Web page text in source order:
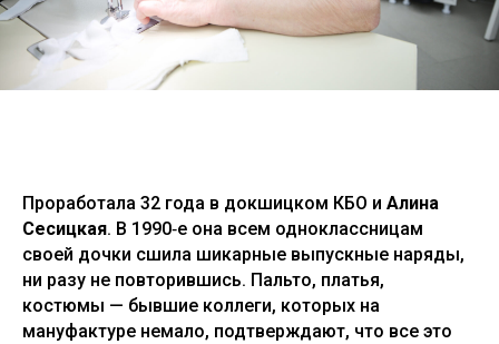
Проработала 32 года в докшицком КБО и Алина
Сесицкая. В 1990‑е она всем одноклассницам
своей дочки сшила шикарные выпускные наряды,
ни разу не повторившись. Пальто, платья,
костюмы — бывшие коллеги, которых на
мануфактуре немало, подтверждают, что все это